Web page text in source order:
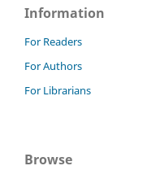
Information
For Readers
For Authors
For Librarians
Browse